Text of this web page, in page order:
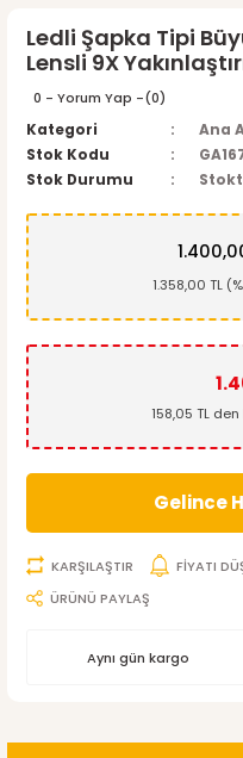
Ledli Şapka Tipi
Lensli 9X
0 - Yorum Yap -(0)
Kategori
Ana
Stok Kodu
Stok Durumu
1.358,00 TL
158,05 TL
Gelince
KARŞILAŞTIR
FİYATI
ÜRÜNÜ PAYLAŞ
Aynı gün kargo